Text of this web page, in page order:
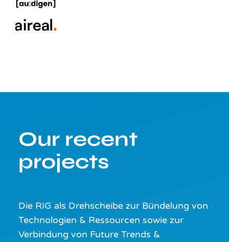
Our recent
projects
Die RIG als Drehscheibe zur Bündelung von
Technologien & Ressourcen sowie zur
Verbindung von Future Trends &